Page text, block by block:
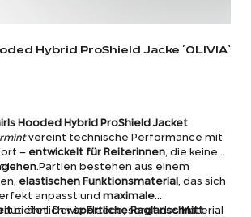
Hybrid ProShield Jacke ´OLIVIA`
Hooded Hybrid ProShield Jacket
vereint technische Performance mit
– entwickelt für Reiterinnen, die keine
Partien bestehen aus einem
elastischen Funktionsmaterial , das sich
anpasst und maximale
bietet. Dersportliche Raglanschnitt
ähnlich wie Fleece, sorgt das Material